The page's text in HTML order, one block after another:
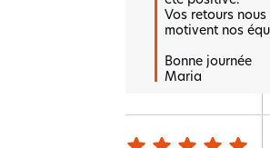
Vos retours
motivent nos
Bonne journée
Maria